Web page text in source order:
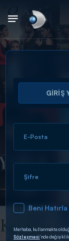
Arama
ARAMA
DİĞER
GİRİŞ
E-Posta
Şifre
Beni Hatırla
Merhaba, kullanmakta
Sözleşmesi’nde